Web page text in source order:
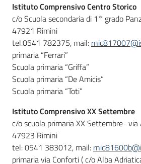
Istituto Comprensivo Centro Storico
c/o Scuola secondaria di 1° grado
47921 Rimini
tel.0541 782375, mail:
primaria “Ferrari”
Scuola primaria “Griffa”
Scuola primaria “De Amicis”
Scuola primaria “Toti”
Istituto Comprensivo XX Settembre
c/o scuola primaria XX Settembre- via
47923 Rimini
tel: 0541 383012, mail:
primaria via Conforti ( c/o Alba